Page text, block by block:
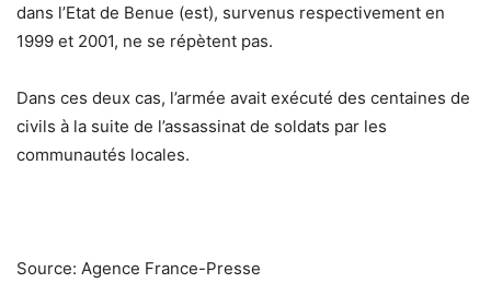
dans l’Etat de Benue (est), survenus respectivement en
1999 et 2001, ne se répètent pas.
Dans ces deux cas, l’armée avait exécuté des centaines de
civils à la suite de l’assassinat de soldats par les
communautés locales.
Source: Agence France-Presse